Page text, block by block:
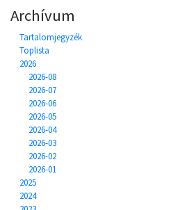
Archívum
Tartalomjegyzék
Toplista
2026
2026-08
2026-07
2026-06
2026-05
2026-04
2026-03
2026-02
2026-01
2025
2024